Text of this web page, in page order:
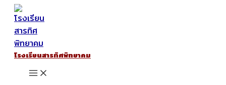
Skip
content
โรงเรียนสารทิศพิทยาคม
Main